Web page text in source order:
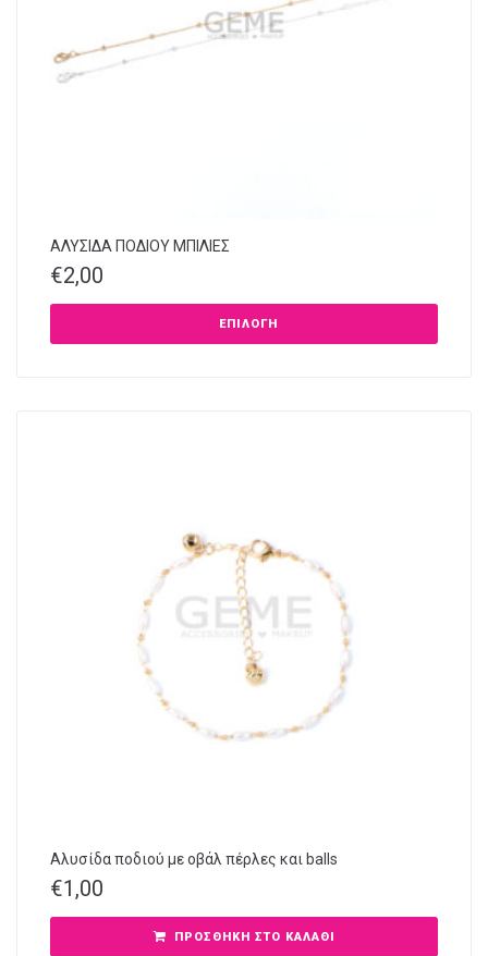
ΑΛΥΣΙΔΑ ΠΟΔΙΟΥ ΜΠΙΛΙΕΣ
€2,00
ΕΠΙΛΟΓΉ
Αλυσίδα ποδιού με οβάλ πέρλες και balls
€1,00
ΠΡΟΣΘΉΚΗ ΣΤΟ ΚΑΛΆΘΙ